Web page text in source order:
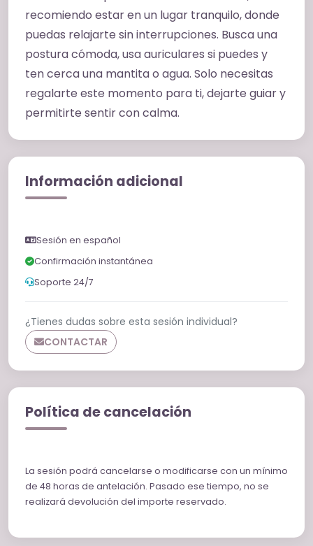
recomiendo estar en un lugar tranquilo, donde
puedas relajarte sin interrupciones. Busca una
postura cómoda, usa auriculares si puedes y
ten cerca una mantita o agua. Solo necesitas
regalarte este momento para ti, dejarte guiar y
permitirte sentir con calma.
Información adicional
Sesión en español
Confirmación instantánea
Soporte 24/7
¿Tienes dudas sobre esta sesión individual?
CONTACTAR
Política de cancelación
La sesión podrá cancelarse o modificarse con un mínimo
de 48 horas de antelación. Pasado ese tiempo, no se
realizará devolución del importe reservado.